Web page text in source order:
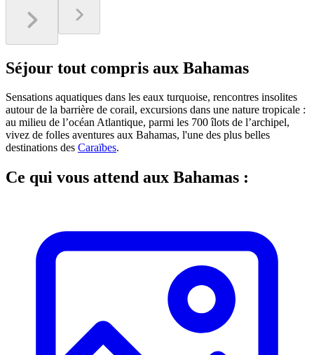
Séjour tout compris aux Bahamas
Sensations aquatiques dans les eaux turquoise, rencontres insolites
autour de la barrière de corail, excursions dans une nature tropicale :
au milieu de l’océan Atlantique, parmi les 700 îlots de l’archipel,
vivez de folles aventures aux Bahamas, l'une des plus belles
destinations des Caraïbes.
Ce qui vous attend aux Bahamas :